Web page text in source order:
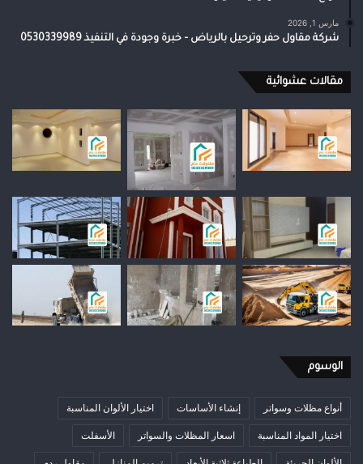
مارس 1, 2026
شركة مقاول حفر وترحيل بالرياض – خبرة وجودة في التنفيذ 0530339989
مقالات عشوائية
الوسوم
أنواع مظلات وسواتر إنشاء الأساسات اختيار الألوان المناسبة
اختيار المواد المناسبة اسعار المظلات والسواتر الأسفلت